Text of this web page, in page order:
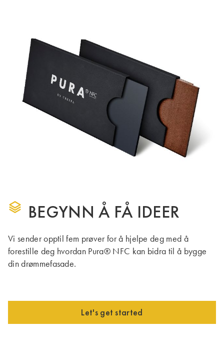
BEGYNN Å FÅ IDEER
Vi sender opptil fem prøver for å hjelpe deg med å
forestille deg hvordan Pura® NFC kan bidra til å bygge
din drømmefasade.
Let's get started